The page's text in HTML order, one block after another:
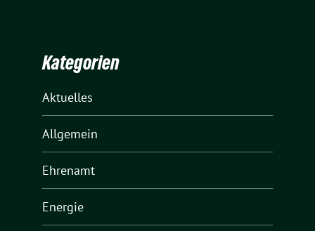
Kategorien
Aktuelles
Allgemein
Ehrenamt
Energie